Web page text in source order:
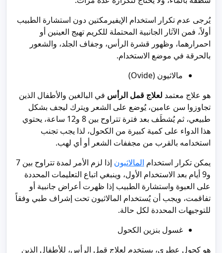
يُرجى عدم تكرار استخدام الإيفيرمكتين دون استشارة الطبيب
أولاً، فمن الآثار الجانبية المحتملة للكريم تهيج العينين أو
احمرارهما، وظهور قشرة الرأس، وجفاف الجلد، والشعور
بالحرقة في موضع الاستخدام.
مالاثيون (Ovide)
هو علاج معتمد لعلاج قمل الرأس في البالغين والأطفال الذين
تجاوزوا سن عامين، يُوضع على الشعر ويترك ليجف بشكل
طبيعي، ثم يُشطَف بعد فترة تتراوح بين 8 و12 ساعة، يحتوي
هذا الدواء على كمية كبيرة من الكحول، لذا يجب تجنب
استخدامه بالقرب من مجففات الشعر أو أي لهب.
يمكن تكرار استخدام المالاثيون
إذا لزم الأمر لمدة تتراوح بين 7
و9 أيام بعد الاستخدام الأول، وينبغي اتباع التعليمات المحددة
على العبوة واستشارة الطبيب إذا ظهرت أعراض جانبية أو
تفاقمت، ويجب أن يُستخدام المالاثيون تحت إشراف طبي وفقاً
للتوجيهات المحددة لكل حالة.
غسول بنزين الكحول
هو كحول عطري، يستخدم لعلاج قمل الرأس، للأطفال الذين